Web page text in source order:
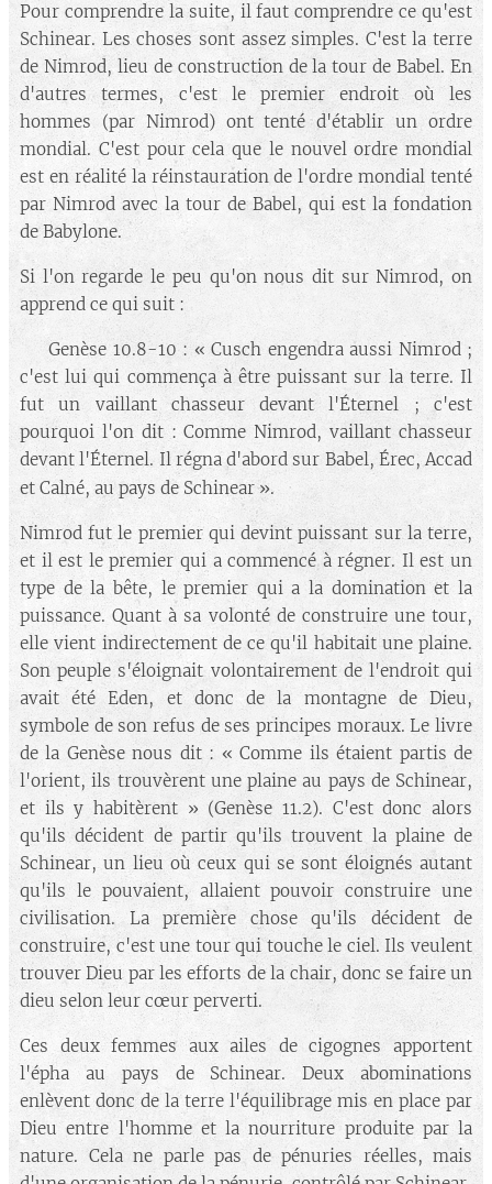
Pour comprendre la suite, il faut comprendre ce qu'est
Schinear. Les choses sont assez simples. C'est la terre
de Nimrod, lieu de construction de la tour de Babel. En
d'autres termes, c'est le premier endroit où les
hommes (par Nimrod) ont tenté d'établir un ordre
mondial. C'est pour cela que le nouvel ordre mondial
est en réalité la réinstauration de l'ordre mondial tenté
par Nimrod avec la tour de Babel, qui est la fondation
de Babylone.
Si l'on regarde le peu qu'on nous dit sur Nimrod, on
apprend ce qui suit :
🔘 Genèse 10.8-10 : « Cusch engendra aussi Nimrod ;
c'est lui qui commença à être puissant sur la terre. Il
fut un vaillant chasseur devant l'Éternel ; c'est
pourquoi l'on dit : Comme Nimrod, vaillant chasseur
devant l'Éternel. Il régna d'abord sur Babel, Érec, Accad
et Calné, au pays de Schinear ».
Nimrod fut le premier qui devint puissant sur la terre,
et il est le premier qui a commencé à régner. Il est un
type de la bête, le premier qui a la domination et la
puissance. Quant à sa volonté de construire une tour,
elle vient indirectement de ce qu'il habitait une plaine.
Son peuple s'éloignait volontairement de l'endroit qui
avait été Eden, et donc de la montagne de Dieu,
symbole de son refus de ses principes moraux. Le livre
de la Genèse nous dit : « Comme ils étaient partis de
l'orient, ils trouvèrent une plaine au pays de Schinear,
et ils y habitèrent » (Genèse 11.2). C'est donc alors
qu'ils décident de partir qu'ils trouvent la plaine de
Schinear, un lieu où ceux qui se sont éloignés autant
qu'ils le pouvaient, allaient pouvoir construire une
civilisation. La première chose qu'ils décident de
construire, c'est une tour qui touche le ciel. Ils veulent
trouver Dieu par les efforts de la chair, donc se faire un
dieu selon leur cœur perverti.
Ces deux femmes aux ailes de cigognes apportent
l'épha au pays de Schinear. Deux abominations
enlèvent donc de la terre l'équilibrage mis en place par
Dieu entre l'homme et la nourriture produite par la
nature. Cela ne parle pas de pénuries réelles, mais